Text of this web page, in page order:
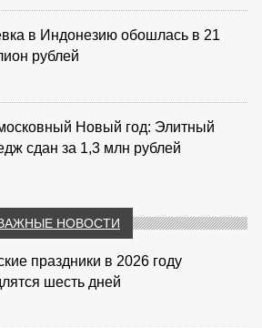
в Индонезию обошлась в 21
рублей
Новый год: Элитный
сдан за 1,3 млн рублей
НОВОСТИ
праздники в 2026 году
шесть дней